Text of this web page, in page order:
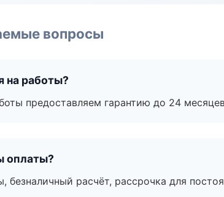
вопросы
на работы?
предоставляем гарантию до 24
оплаты?
безналичный расчёт, рассрочка для